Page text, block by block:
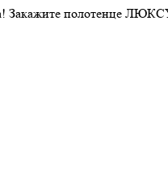
Закажите полотенце